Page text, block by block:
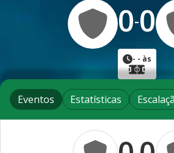
0-0
- - às
Eventos Estatísticas